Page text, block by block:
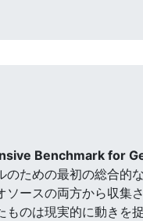
Benchmark for
のための最初の総合
ソースの両方から収集
のは現実的に動きを